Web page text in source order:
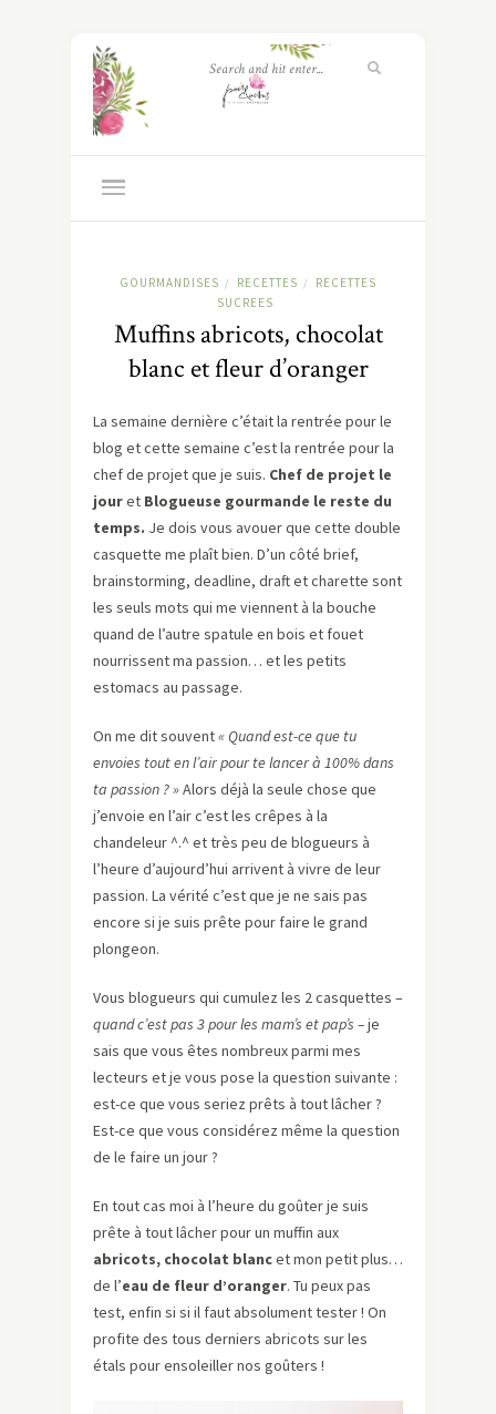
GOURMANDISES / RECETTES /
RECETTES
SUCREES
Muffins abricots, chocolat
blanc et fleur d’oranger
La semaine dernière c’était la rentrée pour le
blog et cette semaine c’est la rentrée pour la
chef de projet que je suis. Chef de projet le
jouret Blogueuse gourmande le reste du
temps. Je dois vous avouer que cette double
casquette me plaît bien. D’un côté brief,
brainstorming, deadline, draft et charette sont
les seuls mots qui me viennent à la bouche
quand de l’autre spatule en bois et fouet
nourrissent ma passion… et les petits
estomacs au passage.
On me dit souvent« Quand est-ce que tu
envoies tout en l’air pour te lancer à 100% dans
ta passion ? »Alors déjà la seule chose que
j’envoie en l’air c’est les crêpes à la
chandeleur ^.^ et très peu de blogueurs à
l’heure d’aujourd’hui arrivent à vivre de leur
passion. La vérité c’est que je ne sais pas
encore si je suis prête pour faire le grand
plongeon.
Vous blogueurs qui cumulez les 2 casquettes –
quand c’est pas 3 pour les mam’s et pap’s –je
sais que vous êtes nombreux parmi mes
lecteurs et je vous pose la question suivante :
est-ce que vous seriez prêts à tout lâcher ?
Est-ce que vous considérez même la question
de le faire un jour ?
En tout cas moi à l’heure du goûter je suis
prête à tout lâcher pour un muffin aux
abricots, chocolat blancet mon petit plus…
de l’eau de fleur d’oranger. Tu peux pas
test, enfin si si il faut absolument tester ! On
profite des tous derniers abricots sur les
étals pour ensoleiller nos goûters !